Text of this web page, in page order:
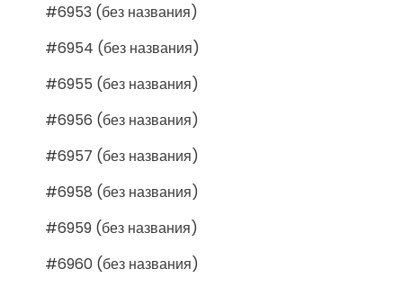
#6953 (без названия)
#6954 (без названия)
#6955 (без названия)
#6956 (без названия)
#6957 (без названия)
#6958 (без названия)
#6959 (без названия)
#6960 (без названия)